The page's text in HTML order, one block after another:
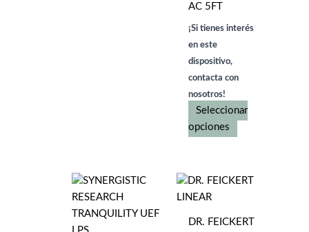
AC 5FT
¡Si tienes interés
en este
dispositivo,
contacta con
nosotros!
Seleccionar
opciones
múltiples
opciones
DR. FEICKERT